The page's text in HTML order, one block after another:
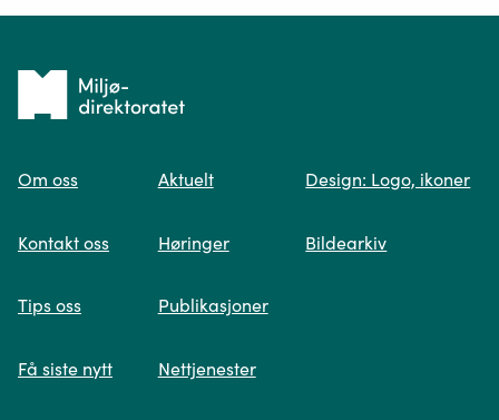
Spør oss
søk og viser deg vår mest relevante
Tilbake
forsiden
Om oss
Kontakt oss
Tips oss
Få siste nytt
Aktuelt
Høringer
Publikasjoner
Nettjenester
Design: Logo, ikoner
Bildearkiv